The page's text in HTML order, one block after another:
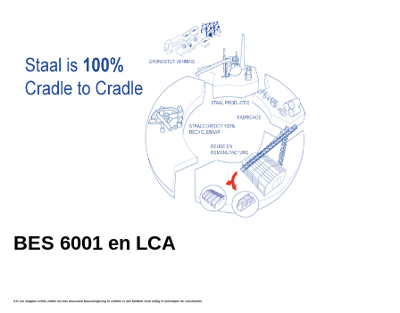
BES 6001 en LCA
Als we stappen willen zetten om een duurzame bouwomgeving te creëren is een bredere visie nodig in ontwerpen en construeren.